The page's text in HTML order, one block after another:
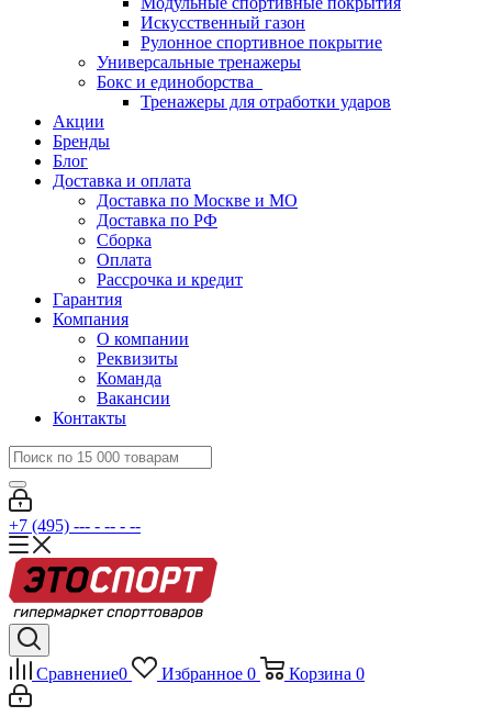
Искусственный газон
Рулонное спортивное покрытие
Универсальные тренажеры
Бокс и единоборства
Тренажеры для отработки ударов
Акции
Бренды
Блог
Доставка и оплата
Доставка по Москве и МО
Доставка по РФ
Сборка
Оплата
Рассрочка и кредит
Гарантия
Компания
О компании
Реквизиты
Команда
Вакансии
Контакты
+7 (495) --- - -- - --
Сравнение0 Избранное 0 Корзина 0